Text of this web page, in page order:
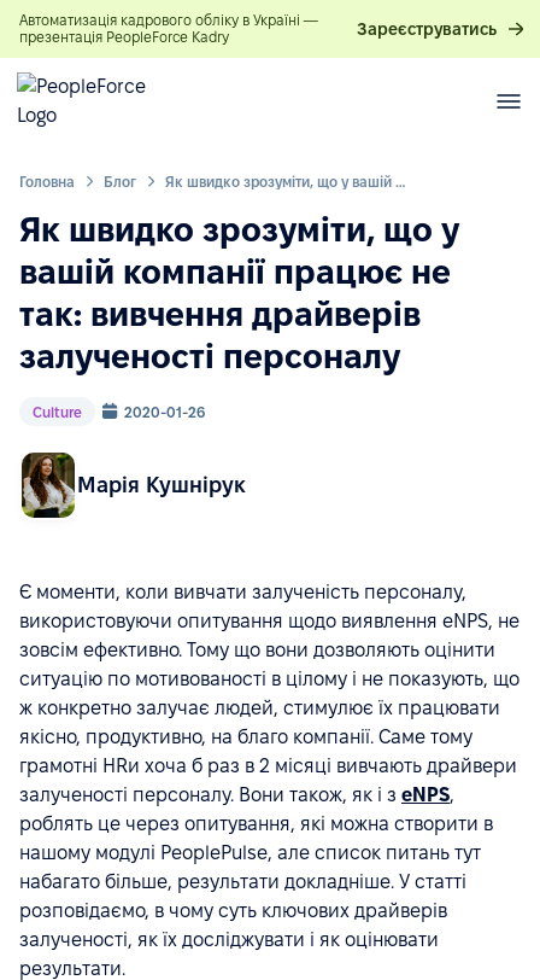
Автоматизація кадрового обліку в Україні —
презентація PeopleForce Kadry
Зареєструватись
Головна Блог Як швидко зрозуміти, що у вашій компанії працює не так: вивчення драйверів залученості персоналу
Як швидко зрозуміти, що у
вашій компанії працює не
так: вивчення драйверів
залученості персоналу
Culture 2020-01-26
Марія Кушнірук
Є моменти, коли вивчати залученість персоналу,
використовуючи опитування щодо виявлення eNPS, не
зовсім ефективно. Тому що вони дозволяють оцінити
ситуацію по мотивованості в цілому і не показують, що
ж конкретно залучає людей, стимулює їх працювати
якісно, продуктивно, на благо компанії. Саме тому
грамотні HRи хоча б раз в 2 місяці вивчають драйвери
залученості персоналу. Вони також, як і з eNPS,
роблять це через опитування, які можна створити в
нашому модулі PeoplePulse, але список питань тут
набагато більше, результати докладніше. У статті
розповідаємо, в чому суть ключових драйверів
залученості, як їх досліджувати і як оцінювати
результати.